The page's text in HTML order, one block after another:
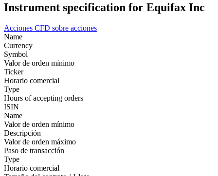
Instrument specification for Equifax Inc
Acciones CFD sobre acciones
Name
Currency
Symbol
Valor de orden mínimo
Ticker
Horario comercial
Type
Hours of accepting orders
ISIN
Name
Valor de orden mínimo
Descripción
Valor de orden máximo
Paso de transacción
Type
Horario comercial